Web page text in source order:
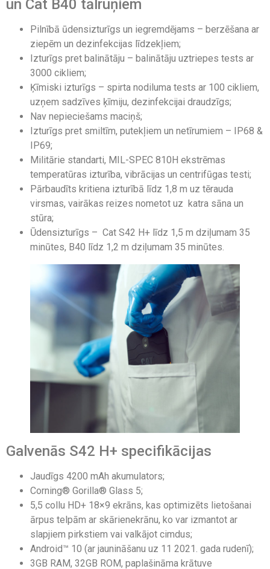
un Cat B40 tālruņiem
Pilnībā ūdensizturīgs un iegremdējams – berzēšana ar
ziepēm un dezinfekcijas līdzekļiem;
Izturīgs pret balinātāju – balinātāju uztriepes tests ar
3000 cikliem;
Ķīmiski izturīgs – spirta nodiluma tests ar 100 cikliem,
uzņem sadzīves ķīmiju, dezinfekcijai draudzīgs;
Nav nepieciešams maciņš;
Izturīgs pret smiltīm, putekļiem un netīrumiem – IP68 &
IP69;
Militārie standarti, MIL-SPEC 810H ekstrēmas
temperatūras izturība, vibrācijas un centrifūgas testi;
Pārbaudīts kritiena izturībā līdz 1,8 m uz tērauda
virsmas, vairākas reizes nometot uz katra sāna un
stūra;
Ūdensizturīgs – Cat S42 H+ līdz 1,5 m dziļumam 35
minūtes, B40 līdz 1,2 m dziļumam 35 minūtes.
Galvenās S42 H+ specifikācijas
Jaudīgs 4200 mAh akumulators;
Corning® Gorilla® Glass 5;
5,5 collu HD+ 18×9 ekrāns, kas optimizēts lietošanai
ārpus telpām ar skārienekrānu, ko var izmantot ar
slapjiem pirkstiem vai valkājot cimdus;
Android™ 10 (ar jaunināšanu uz 11 2021. gada rudenī);
3GB RAM, 32GB ROM, paplašināma krātuve